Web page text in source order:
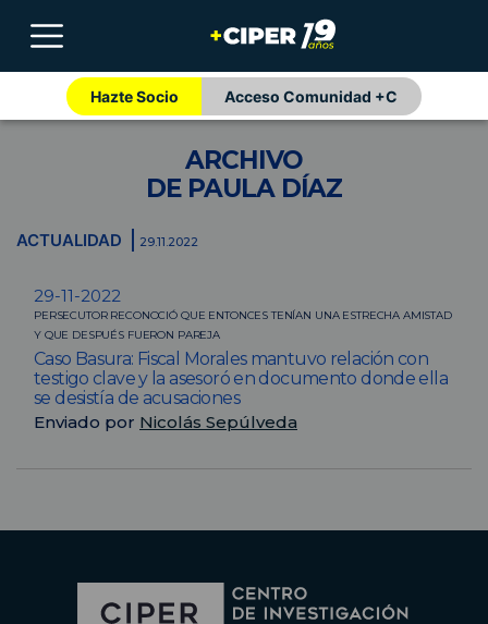
Hazte Socio Acceso Comunidad +C
ARCHIVO
DE PAULA DÍAZ
ACTUALIDAD 29.11.2022
29-11-2022
PERSECUTOR RECONOCIÓ QUE ENTONCES TENÍAN UNA ESTRECHA AMISTAD
Y QUE DESPUÉS FUERON PAREJA
Caso Basura: Fiscal Morales mantuvo relación con
testigo clave y la asesoró en documento donde ella
se desistía de acusaciones
Enviado por Nicolás Sepúlveda